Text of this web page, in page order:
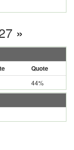
»
Quote
44%